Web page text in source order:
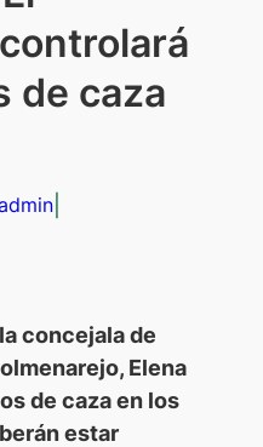
de caza
|
concejala de
Elena
de caza en los
estar